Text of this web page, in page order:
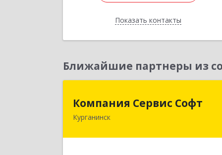
Показать контакты
Назад
Ближайшие партнеры из
Компания Сервис Софт
Курганинск
Компания Сервис Софт
352430, Краснодарский край,